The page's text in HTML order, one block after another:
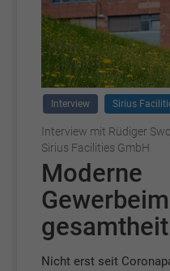
Interview Sirius
Interview mit Rüdiger
Sirius Facilities GmbH
Moderne
Nicht erst seit